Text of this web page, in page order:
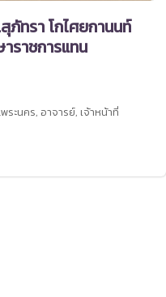
ทรา โกไศยกานนท์
ราชการแทน
ระนคร, อาจารย์, เจ้าหน้าที่